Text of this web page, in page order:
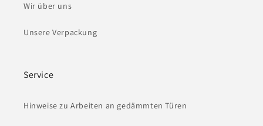
Wir über uns
Unsere Verpackung
Service
Hinweise zu Arbeiten an gedämmten Türen